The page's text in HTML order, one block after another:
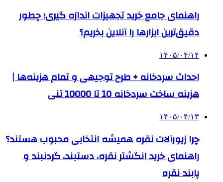
راهنمای جامع خرید تجهیزات اندازه گیری؛ چطور
دقیق‌ترین ابزارها را آنلاین بخریم؟
۱۴۰۵/۰۴/۱۴
احداث سردخانه + طرح توجیهی و تمام هزینه‌ها |
هزینه ساخت سردخانه 10 تا 10000 تنی
۱۴۰۵/۰۴/۱۳
چرا زیورآلات نقره همیشه انتخابی محبوب هستند؟
راهنمای خرید انگشتر نقره، دستبند، گردنبند و
پابند نقره